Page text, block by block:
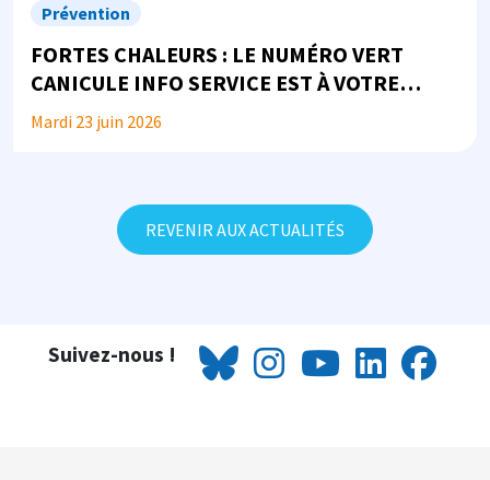
Prévention
FORTES CHALEURS : LE NUMÉRO VERT
CANICULE INFO SERVICE EST À VOTRE
DISPOSITION
Mardi 23 juin 2026
REVENIR AUX ACTUALITÉS
Suivez-nous !